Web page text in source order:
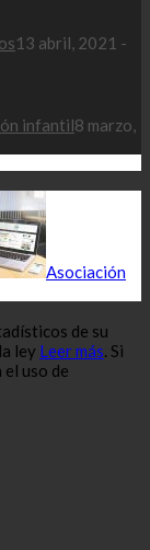
13 abril, 2021 -
infantil8 marzo,
Asociación
de su
ley Leer más . Si
uso de